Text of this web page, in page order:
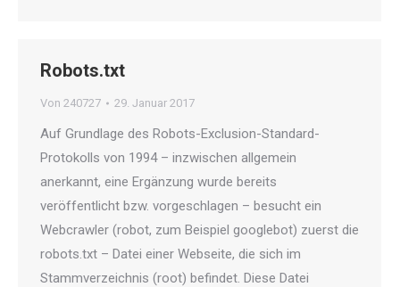
Robots.txt
Von 240727 29. Januar 2017
Auf Grundlage des Robots-Exclusion-Standard-
Protokolls von 1994 – inzwischen allgemein
anerkannt, eine Ergänzung wurde bereits
veröffentlicht bzw. vorgeschlagen – besucht ein
Webcrawler (robot, zum Beispiel googlebot) zuerst die
robots.txt – Datei einer Webseite, die sich im
Stammverzeichnis (root) befindet. Diese Datei